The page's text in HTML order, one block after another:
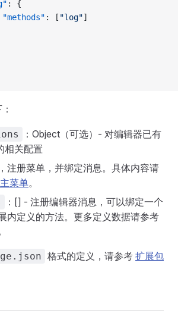
: {
: [ "log"]
：Object（可选）- 对编辑器已有
相关配置
注册菜单，并绑定消息。具体内容请
菜单。
：[] - 注册编辑器消息，可以绑定一个
内定义的方法。更多定义数据请参考
格式的定义，请参考 扩展包